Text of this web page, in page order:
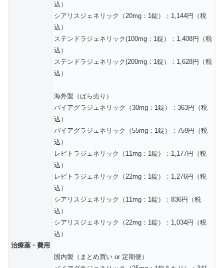
治療薬・費用
込）
シアリスジェネリック（20mg：1錠）：1,144円（税
込）
ステンドラジェネリック(100mg：1錠）：1,408円（税
込）
ステンドラジェネリック(200mg：1錠）：1,628円（税
込）
海外製（ばら売り）
バイアグラジェネリック（30mg：1錠）：363円（税
込）
バイアグラジェネリック（55mg：1錠）：759円（税
込）
レビトラジェネリック（11mg：1錠）：1,177円（税
込）
レビトラジェネリック（22mg：1錠）：1,276円（税
込）
シアリスジェネリック（11mg：1錠）：836円（税
込）
シアリスジェネリック（22mg：1錠）：1,034円（税
込）
国内製（まとめ買い or 定期便）